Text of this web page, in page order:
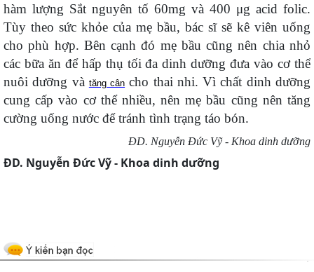
hàm lượng Sắt nguyên tố 60mg và 400 μg acid folic.
Tùy theo sức khỏe của mẹ bầu, bác sĩ sẽ kê viên uống
cho phù hợp. Bên cạnh đó mẹ bầu cũng nên chia nhỏ
các bữa ăn để hấp thụ tối đa dinh dưỡng đưa vào cơ thể
nuôi dưỡng và tăng cân cho thai nhi. Vì chất dinh dưỡng
cung cấp vào cơ thể nhiều, nên mẹ bầu cũng nên tăng
cường uống nước để tránh tình trạng táo bón.
ĐD. Nguyễn Đức Vỹ - Khoa dinh dưỡng
ĐD. Nguyễn Đức Vỹ - Khoa dinh dưỡng